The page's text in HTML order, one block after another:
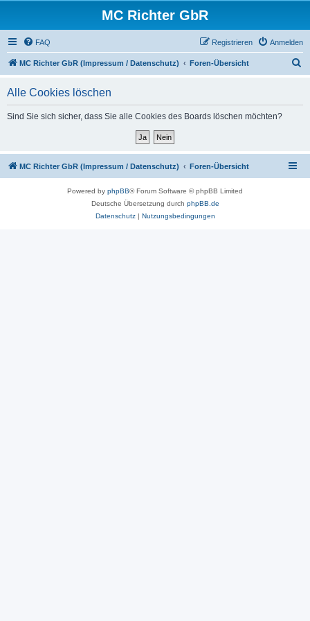
MC Richter GbR
FAQ Anmelden
Registrieren
MC Richter GbR (Impressum / Datenschutz) Foren-Übersicht
Alle Cookies löschen
Sind Sie sich sicher, dass Sie alle Cookies des Boards löschen möchten?
MC Richter GbR (Impressum / Datenschutz) Foren-Übersicht
Powered by phpBB® Forum Software © phpBB Limited
Deutsche Übersetzung durch phpBB.de
Datenschutz| Nutzungsbedingungen